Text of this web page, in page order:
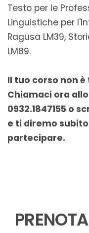
Testo per le
Linguistiche per
Ragusa LM39,
LM89.
Il tuo corso non
Chiamaci ora
0932.1847155 o
e ti diremo
partecipare.